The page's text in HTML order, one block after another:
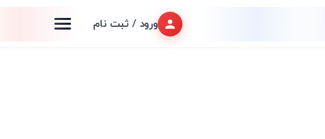
ورود / ثبت نام